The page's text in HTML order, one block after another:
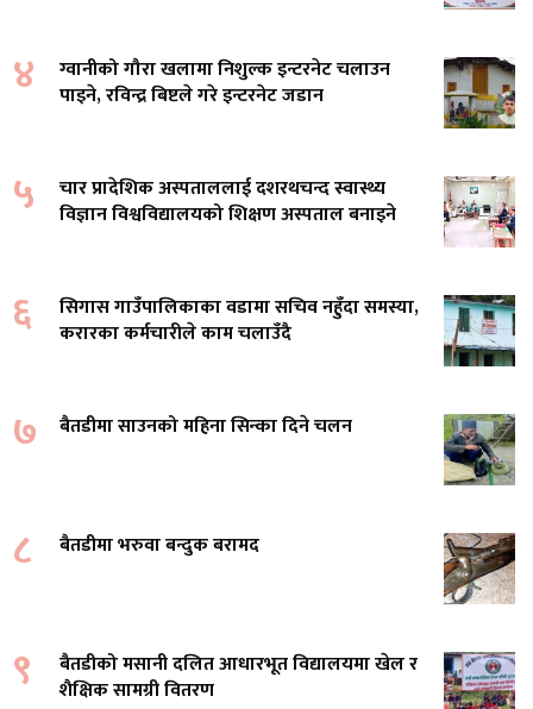
४
ग्वानीको गौरा खलामा निशुल्क इन्टरनेट चलाउन
पाइने, रविन्द्र बिष्टले गरे इन्टरनेट जडान
५
चार प्रादेशिक अस्पताललाई दशरथचन्द स्वास्थ्य
विज्ञान विश्वविद्यालयको शिक्षण अस्पताल बनाइने
६
सिगास गाउँपालिकाका वडामा सचिव नहुँदा समस्या,
करारका कर्मचारीले काम चलाउँदै
७ बैतडीमा साउनको महिना सिन्का दिने चलन
८ बैतडीमा भरुवा बन्दुक बरामद
९
बैतडीको मसानी दलित आधारभूत विद्यालयमा खेल र
शैक्षिक सामग्री वितरण